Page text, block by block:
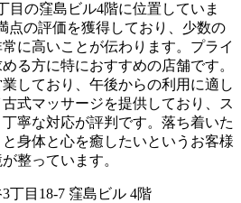
目の窪島ビル4階に位置していま
点の評価を獲得しており、少数の
に高いことが伝わります。プライ
る方に特におすすめの店舗です。
しており、午後からの利用に適し
式マッサージを提供しており、ス
寧な対応が評判です。落ち着いた
身体と心を癒したいというお客様
整っています。
丁目18-7 窪島ビル 4階